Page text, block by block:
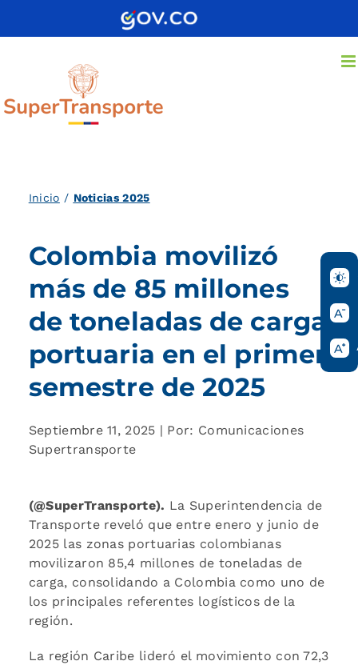
Inicio / Noticias 2025
Colombia movilizó
más de 85 millones
de toneladas de carga
portuaria en el primer
semestre de 2025
Septiembre 11, 2025 | Por: Comunicaciones
Supertransporte
(@SuperTransporte). La Superintendencia de
Transporte reveló que entre enero y junio de
2025 las zonas portuarias colombianas
movilizaron 85,4 millones de toneladas de
carga, consolidando a Colombia como uno de
los principales referentes logísticos de la
región.
La región Caribe lideró el movimiento con 72,3